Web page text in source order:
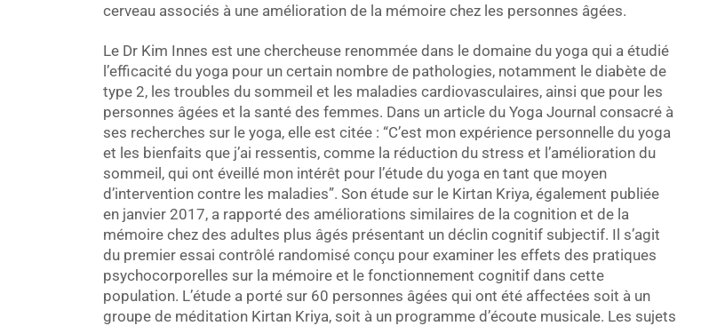
cerveau associés à une amélioration de la mémoire chez les personnes âgées.
Le Dr Kim Innes est une chercheuse renommée dans le domaine du yoga qui a étudié
l’efficacité du yoga pour un certain nombre de pathologies, notamment le diabète de
type 2, les troubles du sommeil et les maladies cardiovasculaires, ainsi que pour les
personnes âgées et la santé des femmes. Dans un article du Yoga Journal consacré à
ses recherches sur le yoga, elle est citée : “C’est mon expérience personnelle du yoga
et les bienfaits que j’ai ressentis, comme la réduction du stress et l’amélioration du
sommeil, qui ont éveillé mon intérêt pour l’étude du yoga en tant que moyen
d’intervention contre les maladies”. Son étude sur le Kirtan Kriya, également publiée
en janvier 2017, a rapporté des améliorations similaires de la cognition et de la
mémoire chez des adultes plus âgés présentant un déclin cognitif subjectif. Il s’agit
du premier essai contrôlé randomisé conçu pour examiner les effets des pratiques
psychocorporelles sur la mémoire et le fonctionnement cognitif dans cette
population. L’étude a porté sur 60 personnes âgées qui ont été affectées soit à un
groupe de méditation Kirtan Kriya, soit à un programme d’écoute musicale. Les sujets